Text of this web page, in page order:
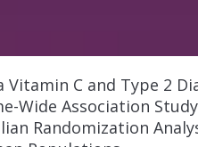
Vitamin C and Type 2
Wide Association
Randomization